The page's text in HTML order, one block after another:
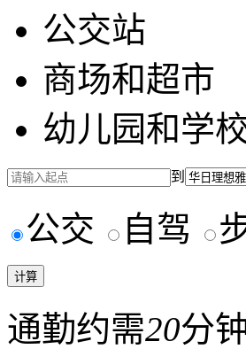
公交站
商场和超市
幼儿园和学
到
公交 自驾
通勤约需20分